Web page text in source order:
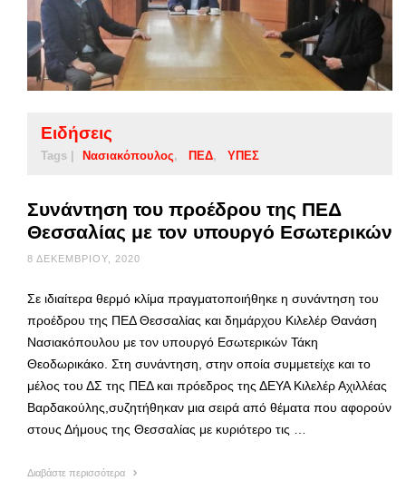
Ειδήσεις
Tags | Νασιακόπουλος ΠΕΔ ΥΠΕΣ
Συνάντηση του προέδρου της ΠΕΔ
Θεσσαλίας με τον υπουργό Εσωτερικών
8 ΔΕΚΕΜΒΡΊΟΥ, 2020
Σε ιδιαίτερα θερμό κλίμα πραγματοποιήθηκε η συνάντηση του
προέδρου της ΠΕΔ Θεσσαλίας και δημάρχου Κιλελέρ Θανάση
Νασιακόπουλου με τον υπουργό Εσωτερικών Τάκη
Θεοδωρικάκο. Στη συνάντηση, στην οποία συμμετείχε και το
μέλος του ΔΣ της ΠΕΔ και πρόεδρος της ΔΕΥΑ Κιλελέρ Αχιλλέας
Βαρδακούλης,συζητήθηκαν μια σειρά από θέματα που αφορούν
στους Δήμους της Θεσσαλίας με κυριότερο τις …
Διαβάστε περισσότερα